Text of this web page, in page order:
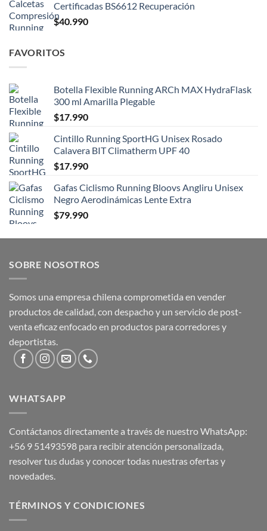
Certificadas BS6612 Recuperación
$40.990
FAVORITOS
Botella Flexible Running ARCh MAX HydraFlask
300 ml Amarilla Plegable
$17.990
Cintillo Running SportHG Unisex Rosado
Calavera BIT Climatherm UPF 40
$17.990
Gafas Ciclismo Running Bloovs Angliru Unisex
Negro Aerodinámicas Lente Extra
$79.990
SOBRE NOSOTROS
Somos una empresa chilena comprometida en vender
productos de calidad, con despacho y un servicio de post-
venta eficaz enfocado en productos para corredores y
deportistas.
WHATSAPP
Contáctanos directamente a través de nuestro WhatsApp:
+56 9 51493598 para recibir atención personalizada,
resolver tus dudas y conocer todas nuestras ofertas y
novedades.
TÉRMINOS Y CONDICIONES